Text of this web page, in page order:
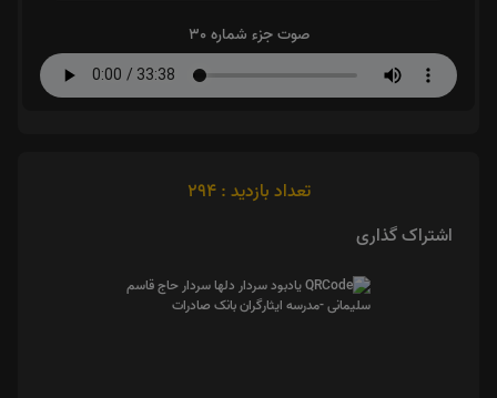
صوت جزء شماره 30
تعداد بازدید : 294
اشتراک گذاری